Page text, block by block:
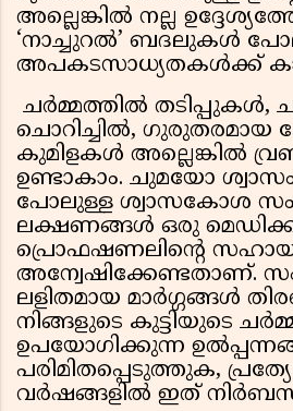
അല്ലെങ്കിൽ നല്ല
‘നാച്ചുറൽ’ ബദലുകൾ
അപകടസാധ്യതകൾക്ക്
ചർമ്മത്തിൽ തടിപ്പുകൾ,
ചൊറിച്ചിൽ,
കുമിളകൾ അല്ലെങ്കിൽ
ഉണ്ടാകാം. ചുമയോ
പോലുള്ള ശ്വാസകോശ
ലക്ഷണങ്ങൾ ഒരു
പ്രൊഫഷണലിന്റെ
അന്വേഷിക്കേണ്ടതാണ്.
ലളിതമായ മാർഗ്ഗങ്ങൾ
നിങ്ങളുടെ കുട്ടിയുടെ
ഉപയോഗിക്കുന്ന
പരിമിതപ്പെടുത്തുക,
വർഷങ്ങളിൽ ഇത്